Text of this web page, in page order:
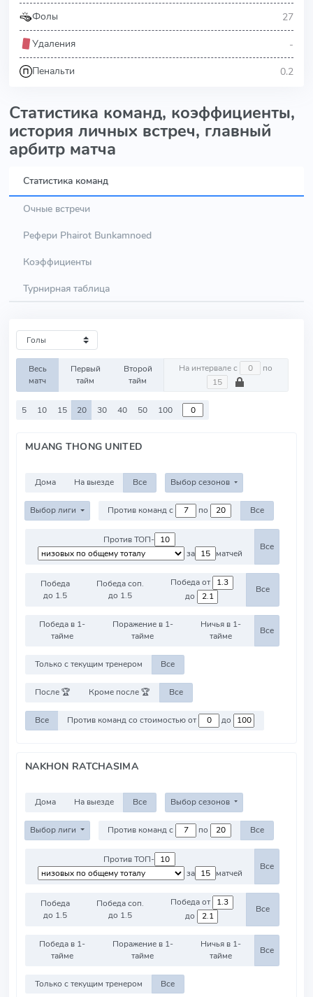
Фолы 27
Удаления -
Пенальти 0.2
Статистика команд, коэффициенты,
история личных встреч, главный
арбитр матча
Статистика команд
Очные встречи
Рефери Phairot Bunkamnoed
Коэффициенты
Турнирная таблица
Весь
матч
Первый
тайм
Второй
тайм
На интервале с по
5 10 15 20 30 40 50 100
MUANG THONG UNITED
Дома На выезде Все Выбор сезонов
Выбор лиги Против команд с по Все
Против ТОП-
за
матчей
Все
Победа
до 1.5
Победа соп.
до 1.5
Победа от
до
Все
Победа в 1-
тайме
Поражение в 1-
тайме
Ничья в 1-
тайме
Все
Только с текущим тренером Все
После 🏆 Кроме после 🏆 Все
Все Против команд со стоимостью от до
NAKHON RATCHASIMA
Дома На выезде Все Выбор сезонов
Выбор лиги Против команд с по Все
Против ТОП-
за
матчей
Все
Победа
до 1.5
Победа соп.
до 1.5
Победа от
до
Все
Победа в 1-
тайме
Поражение в 1-
тайме
Ничья в 1-
тайме
Все
Только с текущим тренером Все